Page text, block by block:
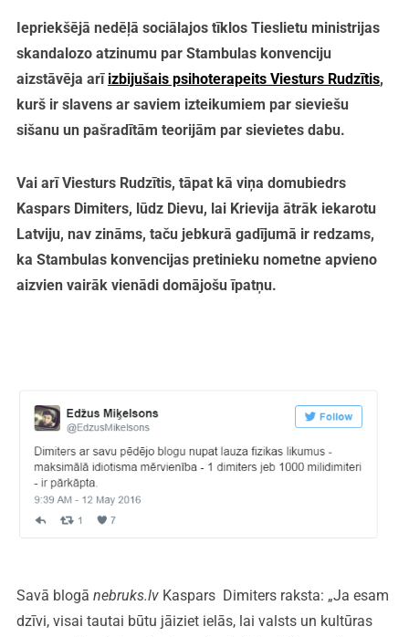
Iepriekšējā nedēļā sociālajos tīklos Tieslietu ministrijas
skandalozo atzinumu par Stambulas konvenciju
aizstāvēja arī izbijušais psihoterapeits Viesturs Rudzītis,
kurš ir slavens ar saviem izteikumiem par sieviešu
sišanu un pašradītām teorijām par sievietes dabu.
Vai arī Viesturs Rudzītis, tāpat kā viņa domubiedrs
Kaspars Dimiters, lūdz Dievu, lai Krievija ātrāk iekarotu
Latviju, nav zināms, taču jebkurā gadījumā ir redzams,
ka Stambulas konvencijas pretinieku nometne apvieno
aizvien vairāk vienādi domājošu īpatņu.
Savā blogā nebruks.lvKaspars Dimiters raksta: „Ja esam
dzīvi, visai tautai būtu jāiziet ielās, lai valsts un kultūras